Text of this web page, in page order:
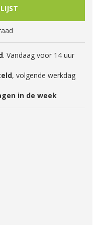
. Vandaag voor 14 uur
, volgende werkdag
in de week